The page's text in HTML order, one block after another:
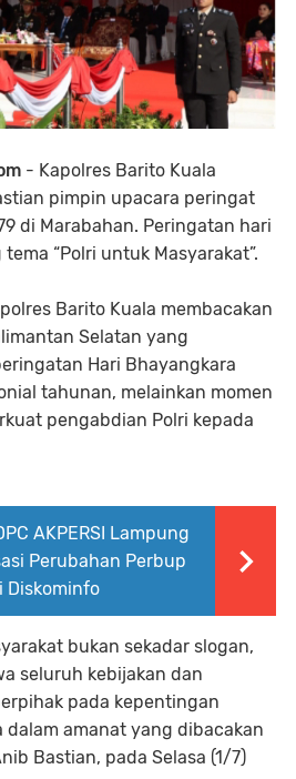
- Kapolres Barito Kuala
pimpin upacara peringat
di Marabahan. Peringatan hari
“Polri untuk Masyarakat”.
Barito Kuala membacakan
Selatan yang
Hari Bhayangkara
tahunan, melainkan momen
pengabdian Polri kepada
AKPERSI Lampung
Perubahan Perbup
Diskominfo
bukan sekadar slogan,
seluruh kebijakan dan
pada kepentingan
dalam amanat yang dibacakan
Bastian, pada Selasa (1/7)